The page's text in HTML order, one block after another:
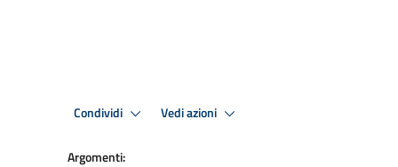
Condividi Vedi azioni
Argomenti: